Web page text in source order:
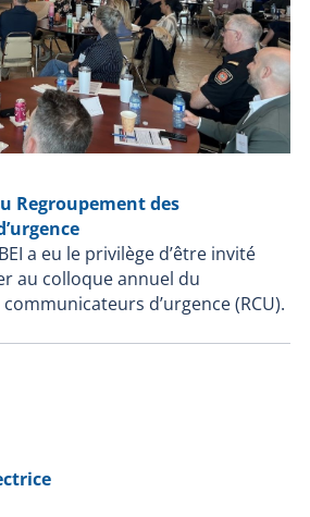
Regroupement des
a eu le privilège d’être invité
au colloque annuel du
d’urgence (RCU).